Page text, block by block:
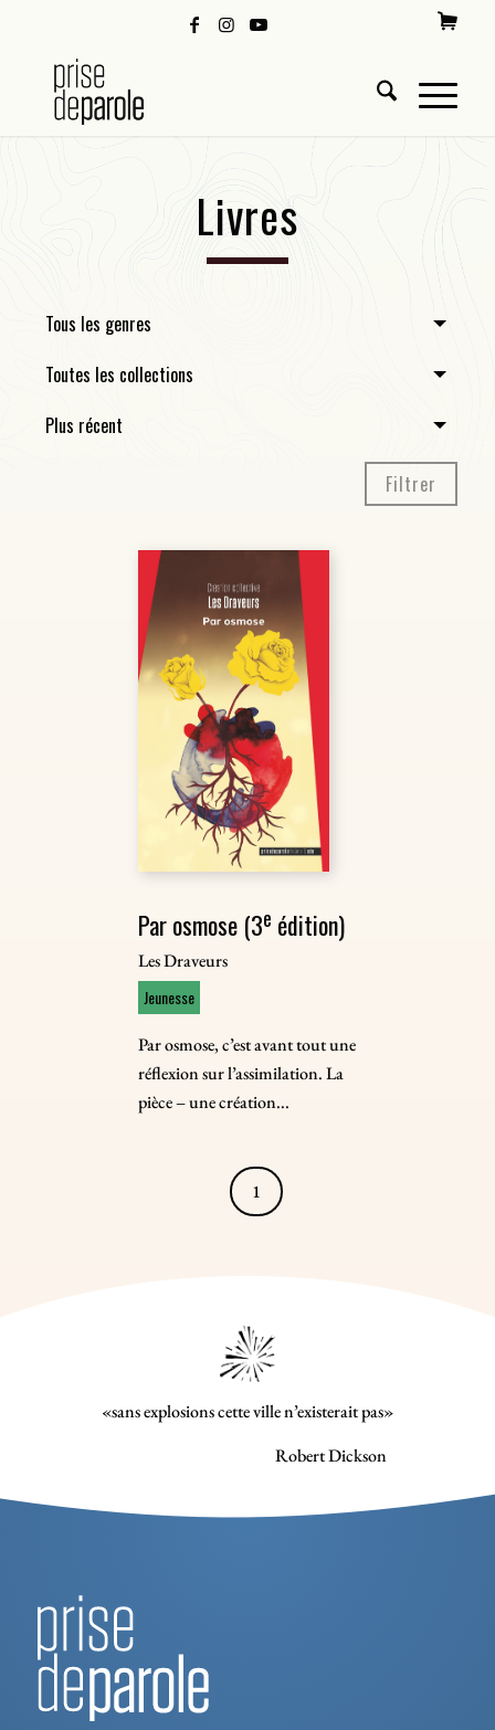
Livres
Tous les genres
Toutes les collections
Plus récent
Filtrer
Par osmose (3e édition)
Les Draveurs
Jeunesse
Par osmose, c’est avant tout une
réflexion sur l’assimilation. La
pièce – une création...
1
«sans explosions cette ville n’existerait pas»
Robert Dickson